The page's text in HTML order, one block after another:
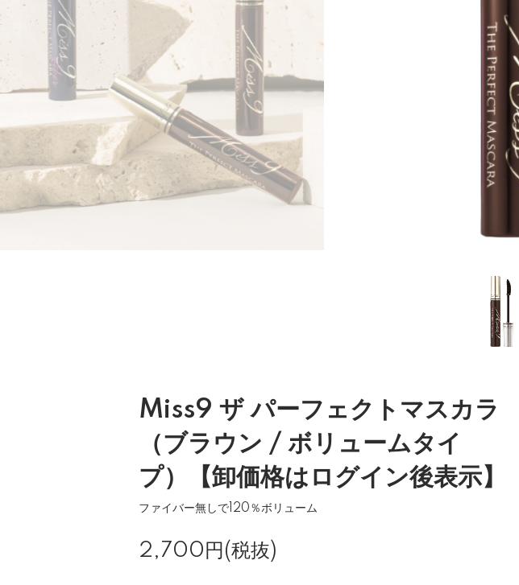
Miss9 ザ パーフェクトマスカラ
（ブラウン / ボリュームタイ
プ）【卸価格はログイン後表示】
ファイバー無しで120％ボリューム
2,700円(税抜)